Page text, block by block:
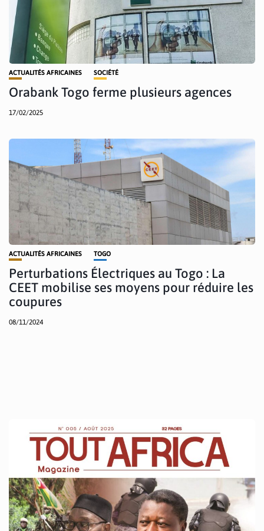
ACTUALITÉS AFRICAINES SOCIÉTÉ
Orabank Togo ferme plusieurs agences
17/02/2025
ACTUALITÉS AFRICAINES TOGO
Perturbations Électriques au Togo : La
CEET mobilise ses moyens pour réduire les
coupures
08/11/2024